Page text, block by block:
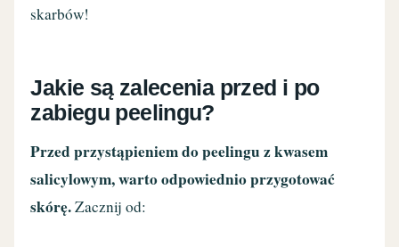
skarbów!
Jakie są zalecenia przed i po
zabiegu peelingu?
Przed przystąpieniem do peelingu z kwasem
salicylowym, warto odpowiednio przygotować
skórę.Zacznij od: